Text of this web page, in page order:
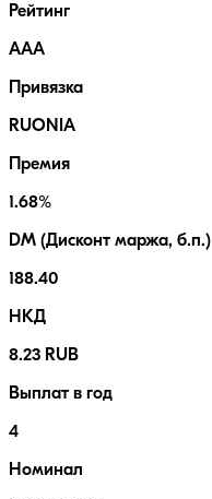
Рейтинг
AAA
Привязка
RUONIA
Премия
1.68%
DM (Дисконт маржа, б.п.)
188.40
НКД
8.23 RUB
Выплат в год
4
Номинал